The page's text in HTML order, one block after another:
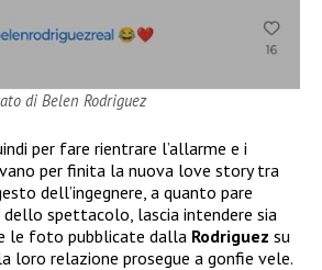
di Belen Rodriguez
per fare rientrare l’allarme e i
per finita la nuova love story tra
dell’ingegnere, a quanto pare
dello spettacolo, lascia intendere sia
le foto pubblicate dalla Rodriguez su
loro relazione prosegue a gonfie vele.